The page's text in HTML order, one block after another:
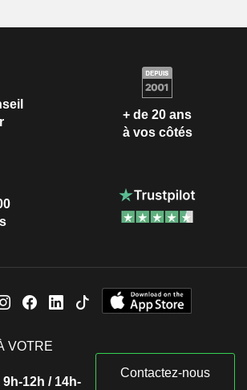
+ de 20 ans
à vos côtés
VOTRE
12h / 14h-
Contactez-nous